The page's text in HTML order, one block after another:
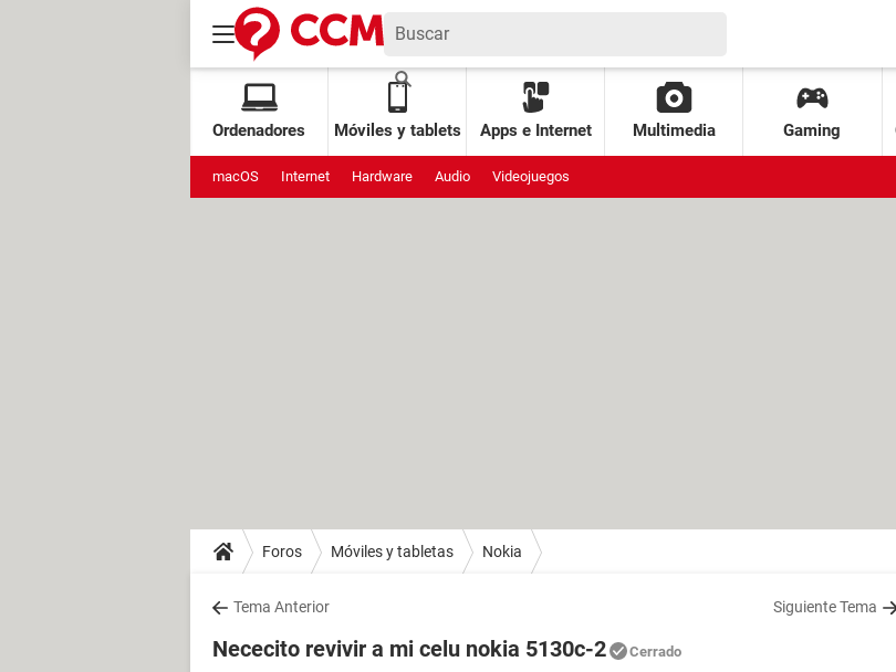
Ordenadores Móviles y tablets Apps e Internet Multimedia Gaming
macOS Internet Hardware Audio Videojuegos
Foros Móviles y tabletas Nokia
Tema Anterior Siguiente Tema
Nececito revivir a mi celu nokia 5130c-2 Cerrado